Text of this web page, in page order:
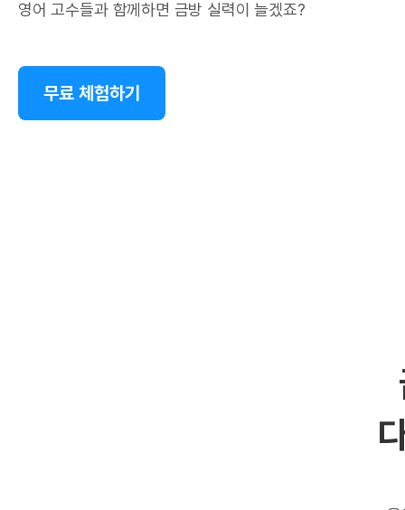
영어 고수들과 함께하면 금방 실력이 늘겠죠?
무료 체험하기